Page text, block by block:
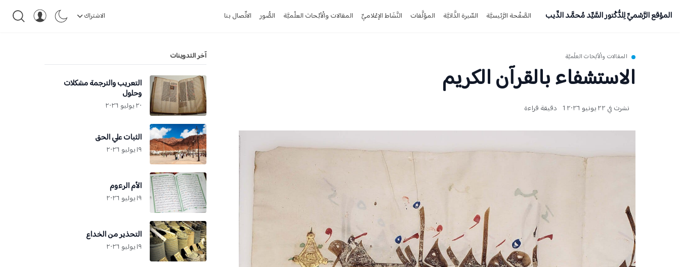
الموْقع الرَّسْميِّ لِلدُّكْتور السَّيِّد مُحمَّد الدِّيب الصَّفْحة الرَّئيسيَّة السِّيرة الذَّاتيَّة المؤلَّفات النَّشَاط الإعْلاميِّ المقالات والْأبْحاث العلْميَّة الصُّور الاتِّصال بنا الاشتراك
المقالات والْأبْحاث العلْميَّة
الاستشفاء بالقرآن الكريم
نشرت في ٢٢ يونيو ٢٠٢٦ 1 دقيقة قراءة
آخر التدوينات
التعريب والترجمة مشكلات
وحلول
٢٠ يوليو ٢٠٢٦
الثبات علي الحق
١٩ يوليو ٢٠٢٦
الأم الرءوم
١٩ يوليو ٢٠٢٦
التحذير من الخداع
١٩ يوليو ٢٠٢٦